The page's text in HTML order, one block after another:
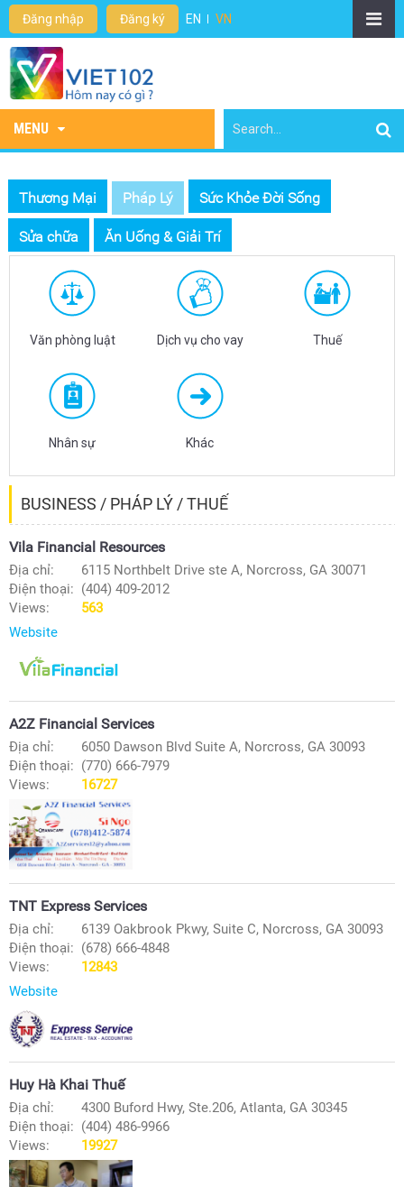
Đăng nhập Đăng ký EN VN
MENU
Thương Mại Pháp Lý Sức Khỏe Đời Sống
Sửa chữa Ăn Uống & Giải Trí
Văn phòng luật Dịch vụ cho vay Thuế
Nhân sự Khác
BUSINESS / PHÁP LÝ / THUẾ
Vila Financial Resources
Địa chỉ:
6115 Northbelt Drive ste A, Norcross, GA 30071
Điện thoại: (404) 409-2012
Views:
563
Website
A2Z Financial Services
Địa chỉ:
6050 Dawson Blvd Suite A, Norcross, GA 30093
Điện thoại: (770) 666-7979
Views:
16727
TNT Express Services
Địa chỉ:
6139 Oakbrook Pkwy, Suite C, Norcross, GA 30093
Điện thoại: (678) 666-4848
Views:
12843
Website
Huy Hà Khai Thuế
Địa chỉ:
4300 Buford Hwy, Ste.206, Atlanta, GA 30345
Điện thoại: (404) 486-9966
Views:
19927